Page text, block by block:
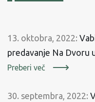
13. oktobra, 2022:
predavanje Na Dvoru
Preberi več
30. septembra, 2022: